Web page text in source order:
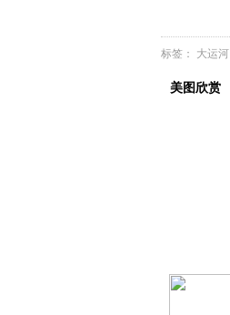
标签： 大运河
美图欣赏